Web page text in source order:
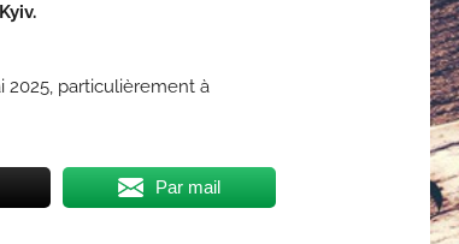
2025, particulièrement à
Par mail